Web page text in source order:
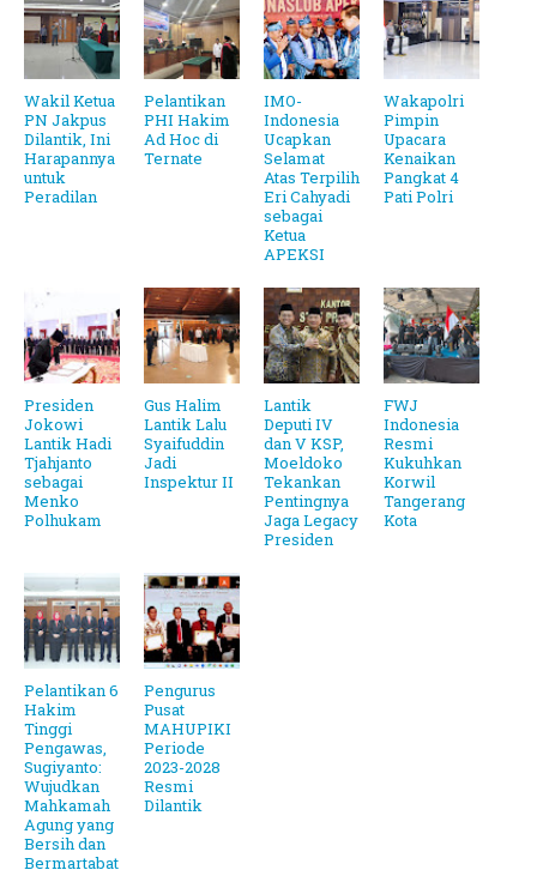
Wakil Ketua
PN Jakpus
Dilantik, Ini
Harapannya
untuk
Peradilan
Pelantikan
PHI Hakim
Ad Hoc di
Ternate
IMO-
Indonesia
Ucapkan
Selamat
Atas Terpilih
Eri Cahyadi
sebagai
Ketua
APEKSI
Wakapolri
Pimpin
Upacara
Kenaikan
Pangkat 4
Pati Polri
Presiden
Jokowi
Lantik Hadi
Tjahjanto
sebagai
Menko
Polhukam
Gus Halim
Lantik Lalu
Syaifuddin
Jadi
Inspektur II
Lantik
Deputi IV
dan V KSP,
Moeldoko
Tekankan
Pentingnya
Jaga Legacy
Presiden
FWJ
Indonesia
Resmi
Kukuhkan
Korwil
Tangerang
Kota
Pelantikan 6
Hakim
Tinggi
Pengawas,
Sugiyanto:
Wujudkan
Mahkamah
Agung yang
Bersih dan
Bermartabat
Pengurus
Pusat
MAHUPIKI
Periode
2023-2028
Resmi
Dilantik